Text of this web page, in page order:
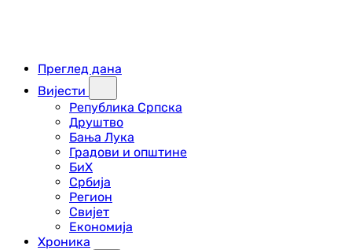
Преглед дана
Вијести
Република Српска
Друштво
Бања Лука
Градови и општине
БиХ
Србија
Регион
Свијет
Економија
Хроника